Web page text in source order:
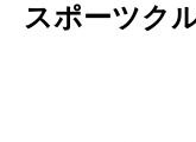
スポーツク